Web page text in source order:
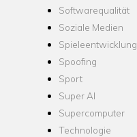
Softwarequalität
Soziale Medien
Spieleentwicklung
Spoofing
Sport
Super AI
Supercomputer
Technologie